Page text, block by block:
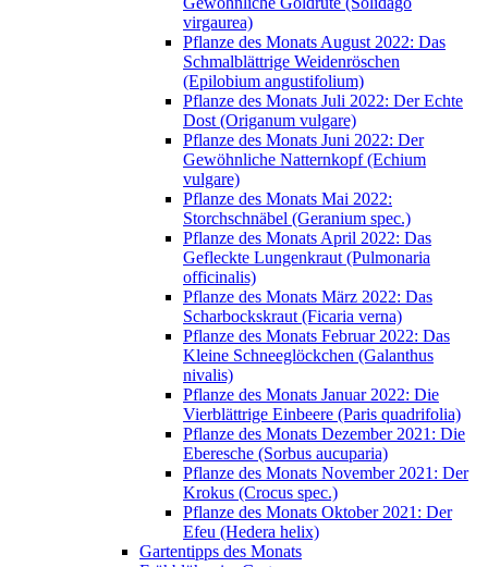
virgaurea)
Pflanze des Monats August 2022: Das
Schmalblättrige Weidenröschen
(Epilobium angustifolium)
Pflanze des Monats Juli 2022: Der Echte
Dost (Origanum vulgare)
Pflanze des Monats Juni 2022: Der
Gewöhnliche Natternkopf (Echium
vulgare)
Pflanze des Monats Mai 2022:
Storchschnäbel (Geranium spec.)
Pflanze des Monats April 2022: Das
Gefleckte Lungenkraut (Pulmonaria
officinalis)
Pflanze des Monats März 2022: Das
Scharbockskraut (Ficaria verna)
Pflanze des Monats Februar 2022: Das
Kleine Schneeglöckchen (Galanthus
nivalis)
Pflanze des Monats Januar 2022: Die
Vierblättrige Einbeere (Paris quadrifolia)
Pflanze des Monats Dezember 2021: Die
Eberesche (Sorbus aucuparia)
Pflanze des Monats November 2021: Der
Krokus (Crocus spec.)
Pflanze des Monats Oktober 2021: Der
Efeu (Hedera helix)
Gartentipps des Monats